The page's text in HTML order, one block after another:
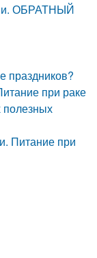
ОБРАТНЫЙ
праздников?
при раке
полезных
Питание при